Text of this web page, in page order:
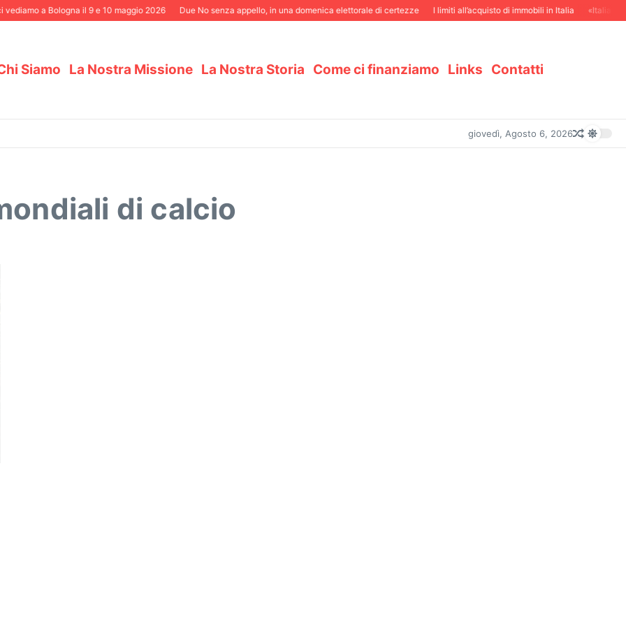
a Bologna il 9 e 10 maggio 2026 Due No senza appello, in una domenica elettorale di certezze I limiti all’acquisto di immobili in Italia «Italiani
Siamo La Nostra Missione La Nostra Storia Come ci finanziamo Links Contatti
giovedì, Agosto 6, 2026
di calcio